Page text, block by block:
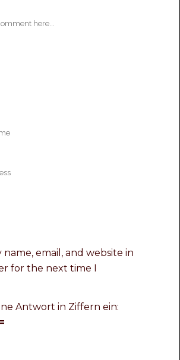
name, email, and website in
for the next time I
Antwort in Ziffern ein: